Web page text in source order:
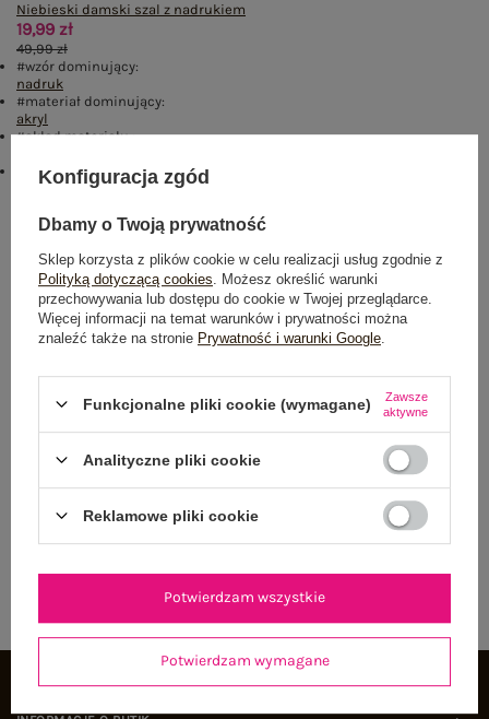
Niebieski damski szal z nadrukiem
19,99 zł
49,99 zł
#wzór dominujący:
nadruk
#materiał dominujący:
akryl
#skład materiału :
#sposób prania :
pranie w pralce w 30°C
Rozmiar: One size
Centrum Logistyczne Nadarzyn
Dostępny
Zapisz się do naszego newslettera i otrzymaj 15% zniżki na
pierwsze zamówienie
ZAPISZ SIĘ
Konfiguracja zgód
Dbamy o Twoją prywatność
Sklep korzysta z plików cookie w celu realizacji usług zgodnie z
Polityką dotyczącą cookies . Możesz określić warunki
przechowywania lub dostępu do cookie w Twojej przeglądarce.
Więcej informacji na temat warunków i prywatności można
znaleźć także na stronie Prywatność i warunki Google
Funkcjonalne pliki cookie (wymagane)
Zawsze
aktywne
Analityczne pliki cookie
Reklamowe pliki cookie
Potwierdzam wymagane
Potwierdzam wszystkie